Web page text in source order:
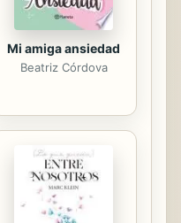
Mi amiga ansiedad
Beatriz Córdova